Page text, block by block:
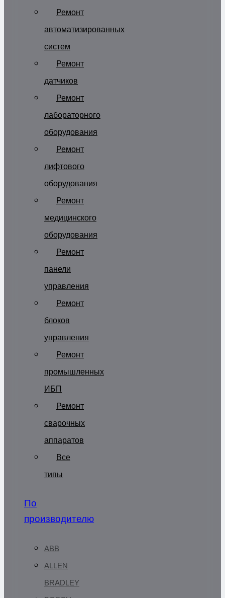
Ремонт
автоматизированных
систем
Ремонт
датчиков
Ремонт
лабораторного
оборудования
Ремонт
лифтового
оборудования
Ремонт
медицинского
оборудования
Ремонт
панели
управления
Ремонт
блоков
управления
Ремонт
промышленных
ИБП
Ремонт
сварочных
аппаратов
Все
типы
По
производителю
ABB
ALLEN
BRADLEY